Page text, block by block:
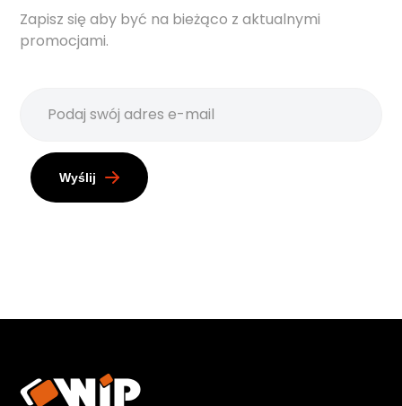
Zapisz się aby być na bieżąco z aktualnymi
promocjami.
Wyślij